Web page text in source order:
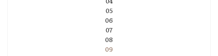
05
06
07
08
09